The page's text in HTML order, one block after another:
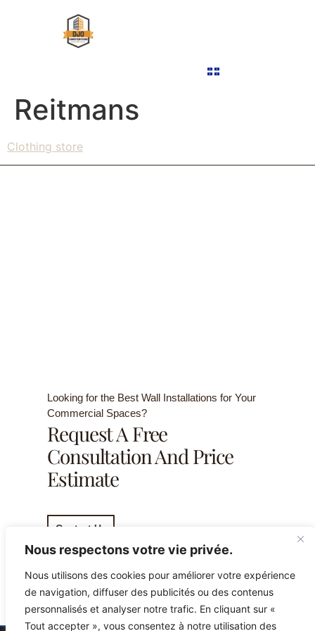
Nous respectons votre vie privée.
Nous utilisons des cookies pour améliorer votre expérience
de navigation, diffuser des publicités ou des contenus
personnalisés et analyser notre trafic. En cliquant sur «
Tout accepter », vous consentez à notre utilisation des
Reitmans
Clothing store
Looking for the Best Wall Installations for Your
Commercial Spaces?
Request A Free
Consultation And Price
Estimate
Contact Us